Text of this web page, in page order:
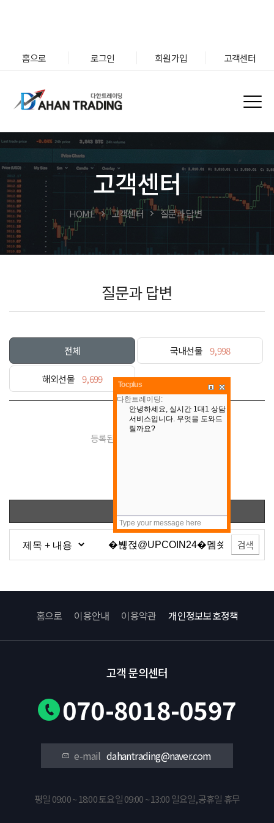
홈으로 로그인 회원가입 고객센터
고객센터
HOME 고객센터 질문과 답변
질문과 답변
전체 국내선물 9,998
해외선물 9,699
등록된 게시물이 없습니다.
검색
홈으로 이용안내 이용약관 개인정보보호정책
고객 문의센터
070-8018-0597
e-maildahantrading@naver.com
평일 09:00 ~ 18:00 토요일 09:00 ~ 13:00 일요일,공휴일 휴무
Tocplus